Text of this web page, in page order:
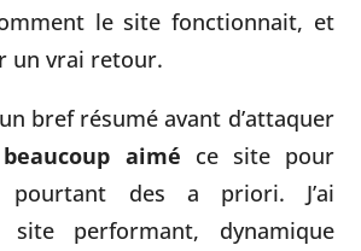
le site fonctionnait, et
un vrai retour.
bref résumé avant d’attaquer
aimé ce site pour
pourtant des a priori. J’ai
site performant, dynamique